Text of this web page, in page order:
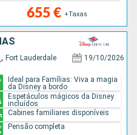
655 € +Taxas
Fort Lauderdale 19/10/2026
Ideal para Famílias: Viva a magia
da Disney a bordo
Espetáculos mágicos da Disney
incluídos
Cabines familiares disponíveis
Pensão completa